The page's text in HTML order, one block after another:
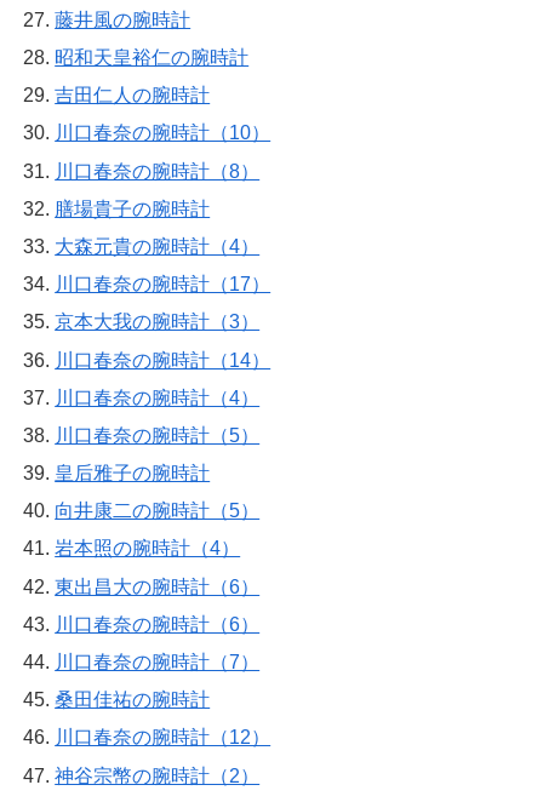
藤井風の腕時計
昭和天皇裕仁の腕時計
吉田仁人の腕時計
川口春奈の腕時計（10）
川口春奈の腕時計（8）
膳場貴子の腕時計
大森元貴の腕時計（4）
川口春奈の腕時計（17）
京本大我の腕時計（3）
川口春奈の腕時計（14）
川口春奈の腕時計（4）
川口春奈の腕時計（5）
皇后雅子の腕時計
向井康二の腕時計（5）
岩本照の腕時計（4）
東出昌大の腕時計（6）
川口春奈の腕時計（6）
川口春奈の腕時計（7）
桑田佳祐の腕時計
川口春奈の腕時計（12）
神谷宗幣の腕時計（2）